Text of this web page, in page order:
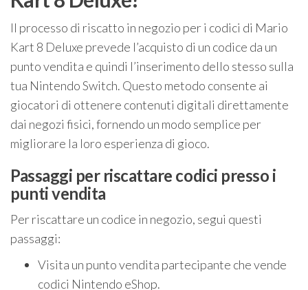
Il processo di riscatto in negozio per i codici di Mario
Kart 8 Deluxe prevede l’acquisto di un codice da un
punto vendita e quindi l’inserimento dello stesso sulla
tua Nintendo Switch. Questo metodo consente ai
giocatori di ottenere contenuti digitali direttamente
dai negozi fisici, fornendo un modo semplice per
migliorare la loro esperienza di gioco.
Passaggi per riscattare codici presso i
punti vendita
Per riscattare un codice in negozio, segui questi
passaggi:
Visita un punto vendita partecipante che vende
codici Nintendo eShop.